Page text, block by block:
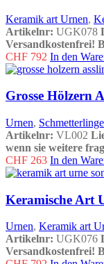
Keramik art Urnen,
Artikelnr: UGK078
Versandkostenfrei!
CHF 792 In den
Grosse Hölzern
Urnen,
Artikelnr: VL002
wenn sie weitere
CHF 263 In den
Keramische Art
Urnen, Keramik art
Artikelnr: UGK076
Versandkostenfrei!